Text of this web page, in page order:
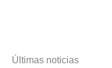
Últimas noticias